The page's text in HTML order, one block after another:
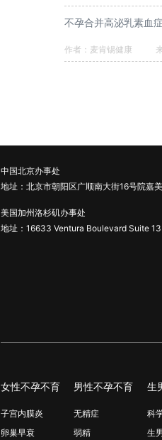
不孕合并高泌乳素血
作者：麦肯锡健康
中国北京办事处
地址：北京市朝阳区广顺南大街16号院嘉
美国加州洛杉矶办事处
地址：16633 Ventura Boulevard Suite
女性不孕不育
子宫内膜炎
卵巢早衰
男性不孕不育
无精症
弱精
生
科
生